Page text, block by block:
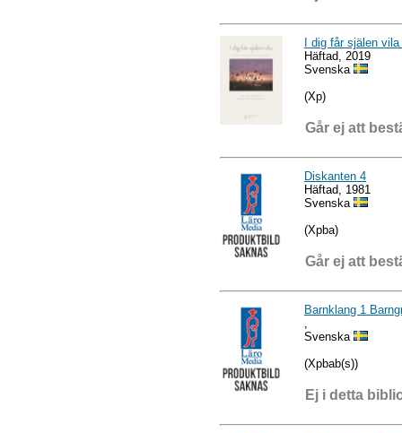
I dig får själen
Häftad, 2019
Svenska
(Xp)
Går ej att
Diskanten 4
Häftad, 1981
Svenska
(Xpba)
Går ej att
Barnklang 1
Svenska
(Xpbab(s))
Ej i detta